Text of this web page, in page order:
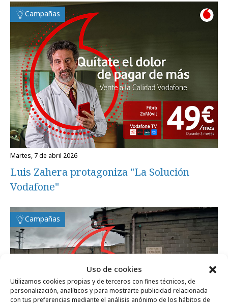
Uso de cookies
Utilizamos cookies propias y de terceros con fines técnicos, de
personalización, analíticos y para mostrarte publicidad relacionada
con tus preferencias mediante el análisis anónimo de los hábitos de
Campañas
martes, 7 de abril 2026
Luis Zahera protagoniza "La Solución
Vodafone"
Campañas